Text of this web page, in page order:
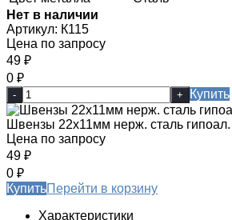
Нет в наличии
Артикул: К115
Цена по запросу
49 ₽
0 ₽
- + Купить
Швензы 22х11мм нерж. сталь
Цена по запросу
49 ₽
0 ₽
КупитьПерейти в корзину
Характеристики